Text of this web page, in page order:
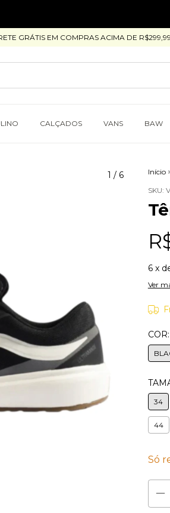
GRÁTIS EM COMPRAS ACIMA DE R$299,99
CALÇADOS VANS BAW
1 / 6 Início
SKU:
6 x
Ver
COR:
34
44
Só